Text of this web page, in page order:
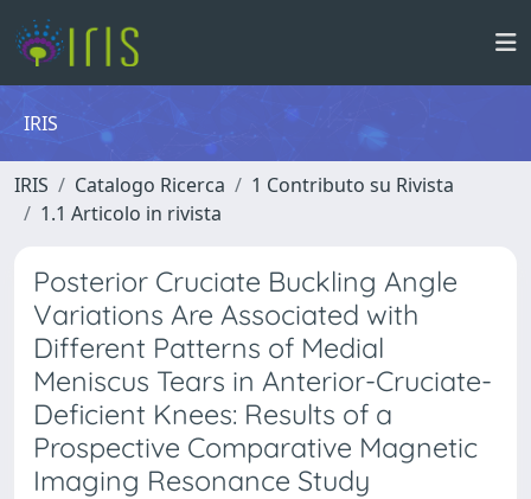
IRIS
IRIS Catalogo Ricerca
1 Contributo su Rivista
1.1 Articolo in rivista
Posterior Cruciate Buckling Angle
Variations Are Associated with
Different Patterns of Medial
Meniscus Tears in Anterior-Cruciate-
Deficient Knees: Results of a
Prospective Comparative Magnetic
Imaging Resonance Study